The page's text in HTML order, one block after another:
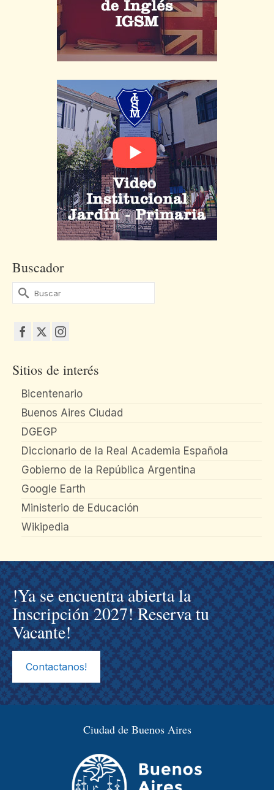
Buscador
Buscar
por:
Sitios de interés
Bicentenario
Buenos Aires Ciudad
DGEGP
Diccionario de la Real Academia Española
Gobierno de la República Argentina
Google Earth
Ministerio de Educación
Wikipedia
!Ya se encuentra abierta la
Inscripción 2027! Reserva tu
Vacante!
Contactanos!
Ciudad de Buenos Aires